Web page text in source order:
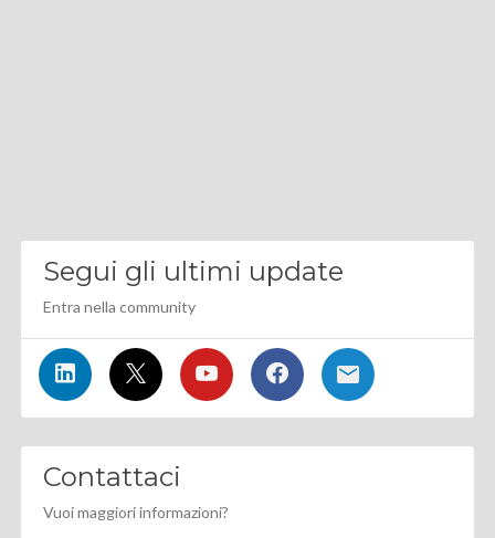
Segui gli ultimi update
Entra nella community
Contattaci
Vuoi maggiori informazioni?